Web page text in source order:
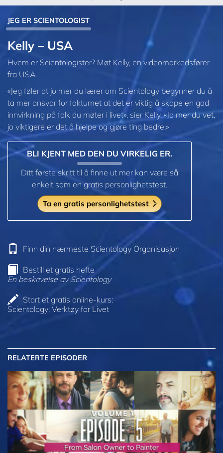
JEG ER SCIENTOLOGIST
Kelly – USA
Hvem er Scientologister? Møt Kelly, en videomarkedsfører
fra USA.
«Jeg føler at jo mer du lærer om Scientology begynner du å
ta mer ansvar for faktumet at det er viktig å skape en god
innvirkning på folk du møter i livet», sier Kelly. «Jo mer du vet,
jo viktigere er det å hjelpe og gjøre ting bedre.»
BLI KJENT MED DEN DU VIRKELIG ER.
Ditt første skritt til å finne ut mer kan være så
enkelt som en gratis personlighetstest.
Ta en gratis personlighetstest
Finn din nærmeste Scientology Organisasjon
Bestill et gratis hefte
En beskrivelse av Scientology
Start et gratis online-kurs:
Scientology: Verktøy for Livet
RELATERTE EPISODER